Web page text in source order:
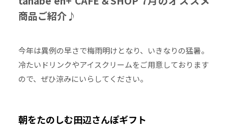
商品ご紹介♪
今年は異例の早さで梅雨明けとなり、いきなりの猛暑。
冷たいドリンクやアイスクリームをご用意しております
ので、ぜひ涼みにいらしてください。
朝をたのしむ田辺さんぽギフト